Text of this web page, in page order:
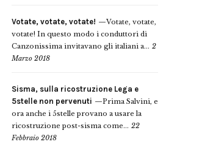
Votate, votate, votate!
Votate, votate,
votate! In questo modo i conduttori di
Canzonissima invitavano gli italiani a... 2
Marzo 2018
Sisma, sulla ricostruzione Lega e
5stelle non pervenuti
Prima Salvini, e
ora anche i 5stelle provano a usare la
ricostruzione post-sisma come... 22
Febbraio 2018